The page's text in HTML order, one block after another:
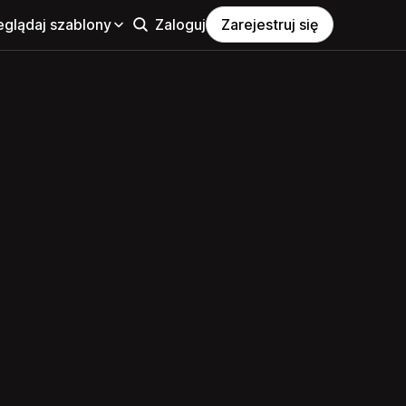
szablony Zaloguj Zarejestruj się